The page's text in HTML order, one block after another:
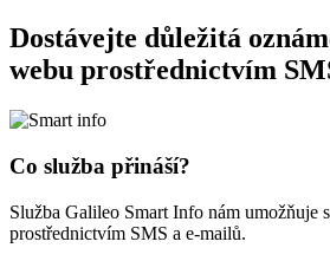
Dostávejte důležitá
webu prostřednictvím
Co služba přináší?
Služba Galileo Smart Info nám umožňuje
prostřednictvím SMS a e-mailů.